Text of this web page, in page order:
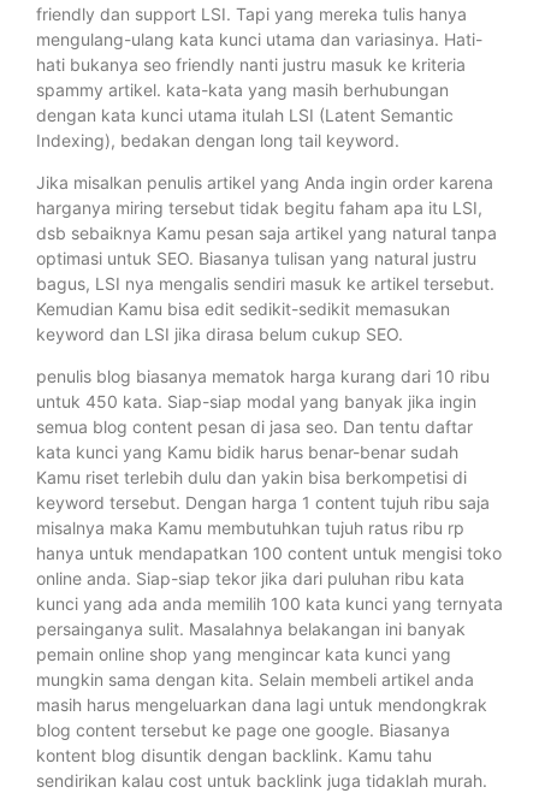
friendly dan support LSI. Tapi yang mereka tulis hanya
mengulang-ulang kata kunci utama dan variasinya. Hati-
hati bukanya seo friendly nanti justru masuk ke kriteria
spammy artikel. kata-kata yang masih berhubungan
dengan kata kunci utama itulah LSI (Latent Semantic
Indexing), bedakan dengan long tail keyword.
Jika misalkan penulis artikel yang Anda ingin order karena
harganya miring tersebut tidak begitu faham apa itu LSI,
dsb sebaiknya Kamu pesan saja artikel yang natural tanpa
optimasi untuk SEO. Biasanya tulisan yang natural justru
bagus, LSI nya mengalis sendiri masuk ke artikel tersebut.
Kemudian Kamu bisa edit sedikit-sedikit memasukan
keyword dan LSI jika dirasa belum cukup SEO.
penulis blog biasanya mematok harga kurang dari 10 ribu
untuk 450 kata. Siap-siap modal yang banyak jika ingin
semua blog content pesan di jasa seo. Dan tentu daftar
kata kunci yang Kamu bidik harus benar-benar sudah
Kamu riset terlebih dulu dan yakin bisa berkompetisi di
keyword tersebut. Dengan harga 1 content tujuh ribu saja
misalnya maka Kamu membutuhkan tujuh ratus ribu rp
hanya untuk mendapatkan 100 content untuk mengisi toko
online anda. Siap-siap tekor jika dari puluhan ribu kata
kunci yang ada anda memilih 100 kata kunci yang ternyata
persainganya sulit. Masalahnya belakangan ini banyak
pemain online shop yang mengincar kata kunci yang
mungkin sama dengan kita. Selain membeli artikel anda
masih harus mengeluarkan dana lagi untuk mendongkrak
blog content tersebut ke page one google. Biasanya
kontent blog disuntik dengan backlink. Kamu tahu
sendirikan kalau cost untuk backlink juga tidaklah murah.